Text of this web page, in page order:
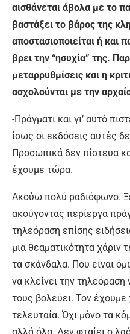
αισθάνεται άβολα με το
βαστάξει το βάρος της
αποστασιοποιείται ή και
βρει την “ησυχία” της.
μεταρρυθμίσεις και η
ασχολούνται με την
-Πράγματι και γι’ αυτό
ίσως οι εκδόσεις αυτές
Προσωπικά δεν πίστευα
έχουμε τώρα.
Ακούω πολύ ραδιόφωνο.
ακούγοντας περίεργα
τηλεόραση επίσης
μια θεαματικότητα χάριν
τα σκάνδαλα. Που είναι
να κλείνει την τηλεόραση
τους βολεύει. Τον
τελευταία. Όχι μόνο τα